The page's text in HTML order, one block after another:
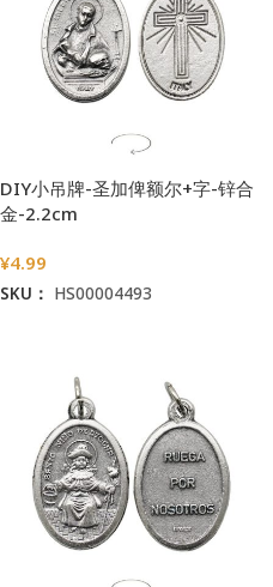
DIY小吊牌-圣加俾额尔+字-锌合
金-2.2cm
¥4.99
SKU： HS00004493